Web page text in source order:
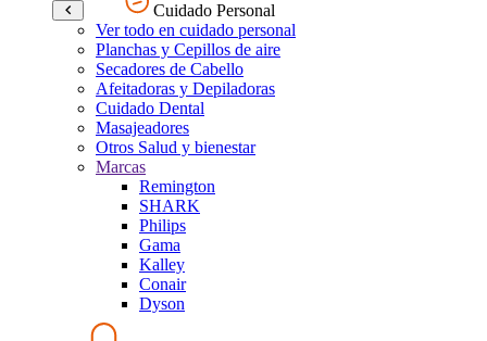
Cuidado Personal
Ver todo en cuidado personal
Planchas y Cepillos de aire
Secadores de Cabello
Afeitadoras y Depiladoras
Cuidado Dental
Masajeadores
Otros Salud y bienestar
Marcas
Remington
SHARK
Philips
Gama
Kalley
Conair
Dyson